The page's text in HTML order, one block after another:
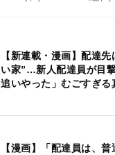
【新連載・漫画】配達
い家”…新人配達員が目
追いやった」むごすぎる
【漫画】「配達員は、